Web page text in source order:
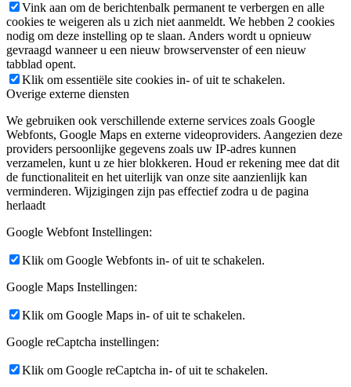
Vink aan om de berichtenbalk permanent te verbergen en alle
cookies te weigeren als u zich niet aanmeldt. We hebben 2 cookies
nodig om deze instelling op te slaan. Anders wordt u opnieuw
gevraagd wanneer u een nieuw browservenster of een nieuw
tabblad opent.
Klik om essentiële site cookies in- of uit te schakelen.
Overige externe diensten
We gebruiken ook verschillende externe services zoals Google
Webfonts, Google Maps en externe videoproviders. Aangezien deze
providers persoonlijke gegevens zoals uw IP-adres kunnen
verzamelen, kunt u ze hier blokkeren. Houd er rekening mee dat dit
de functionaliteit en het uiterlijk van onze site aanzienlijk kan
verminderen. Wijzigingen zijn pas effectief zodra u de pagina
herlaadt
Google Webfont Instellingen:
Klik om Google Webfonts in- of uit te schakelen.
Google Maps Instellingen:
Klik om Google Maps in- of uit te schakelen.
Google reCaptcha instellingen:
Klik om Google reCaptcha in- of uit te schakelen.